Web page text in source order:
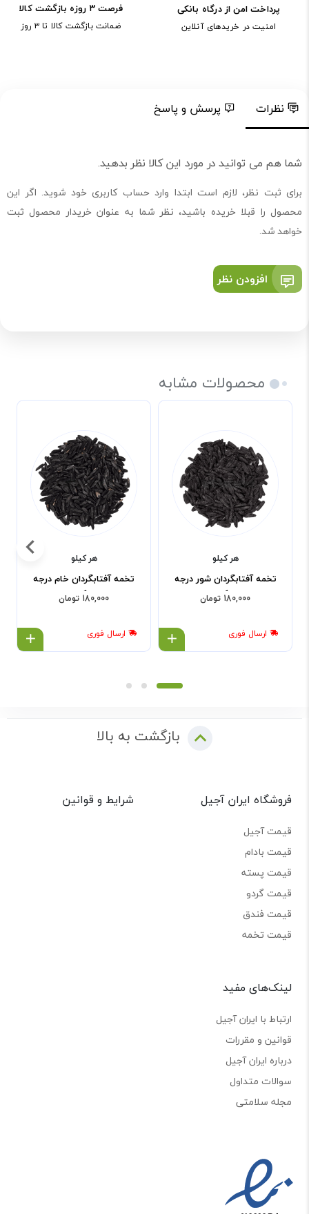
پرداخت امن از درگاه بانکی
امنیت در خریدهای آنلاین
فرصت ۳ روزه بازگشت کالا
ضمانت بازگشت کالا تا ۳ روز
نظرات پرسش و پاسخ
شما هم می توانید در مورد این کالا نظر بدهید.
برای ثبت نظر، لازم است ابتدا وارد حساب کاربری خود شوید. اگر این
محصول را قبلا خریده باشید، نظر شما به عنوان خریدار محصول ثبت
خواهد شد.
افزودن نظر
محصولات مشابه
هر کیلو
تخمه آفتابگردان شور درجه
یک180,000 تومان
ارسال فوری خرید محصول
هر کیلو
تخمه آفتابگردان خام درجه
یک180,000 تومان
ارسال فوری
بازگشت به بالا
فروشگاه ایران آجیل
قیمت آجیل
قیمت بادام
قیمت پسته
قیمت گردو
قیمت فندق
قیمت تخمه
شرایط و قوانین
لینک‌های مفید
ارتباط با ایران آجیل
قوانین و مقررات
درباره ایران آجیل
سوالات متداول
مجله سلامتی